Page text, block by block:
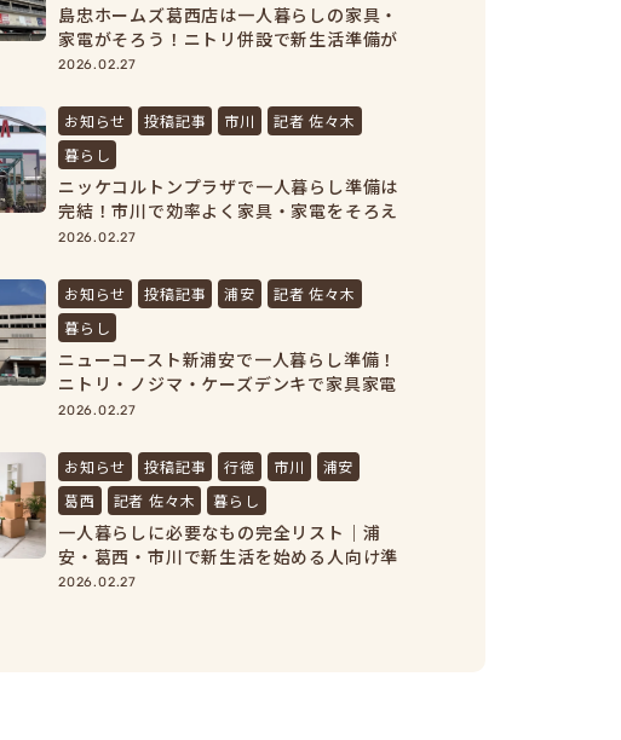
島忠ホームズ葛西店は一人暮らしの家具・
家電がそろう！ニトリ併設で新生活準備が
完結
2026.02.27
お知らせ 投稿記事 市川
記者 佐々木
暮らし
ニッケコルトンプラザで一人暮らし準備は
完結！市川で効率よく家具・家電をそろえ
よう！
2026.02.27
お知らせ 投稿記事 浦安
記者 佐々木
暮らし
ニューコースト新浦安で一人暮らし準備！
ニトリ・ノジマ・ケーズデンキで家具家電
をまとめ買い
2026.02.27
お知らせ 投稿記事 行徳 市川
浦安
葛西
記者 佐々木 暮らし
一人暮らしに必要なもの完全リスト｜浦
安・葛西・市川で新生活を始める人向け準
備ガイド
2026.02.27